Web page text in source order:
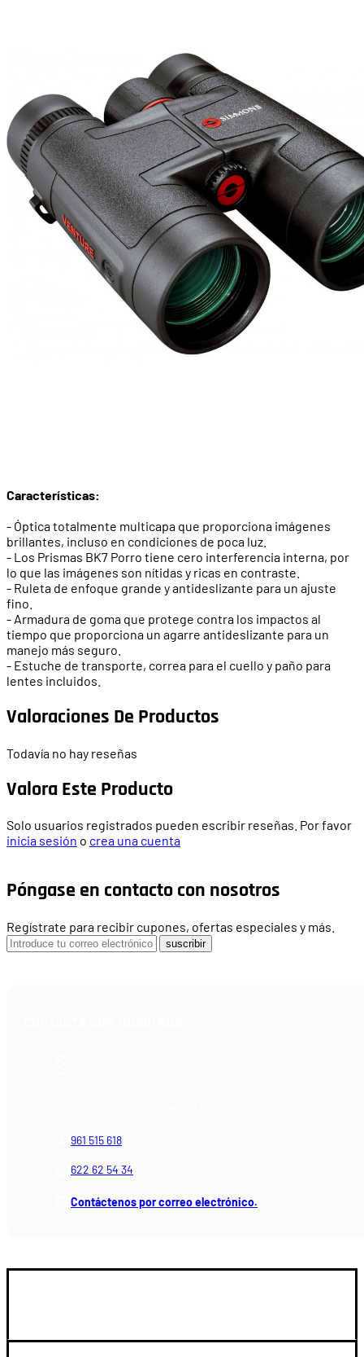
Características:
- Óptica totalmente multicapa que proporciona imágenes
brillantes, incluso en condiciones de poca luz.
- Los Prismas BK7 Porro tiene cero interferencia interna, por
lo que las imágenes son nítidas y ricas en contraste.
- Ruleta de enfoque grande y antideslizante para un ajuste
fino.
- Armadura de goma que protege contra los impactos al
tiempo que proporciona un agarre antideslizante para un
manejo más seguro.
- Estuche de transporte, correa para el cuello y paño para
lentes incluidos.
Valoraciones De Productos
Todavía no hay reseñas
Valora Este Producto
Solo usuarios registrados pueden escribir reseñas. Por favor
inicia sesión o crea una cuenta
Póngase en contacto con nosotros
Regístrate para recibir cupones, ofertas especiales y más.
suscribir
961 515 618
622 62 54 34
Contáctenos por correo electrónico.